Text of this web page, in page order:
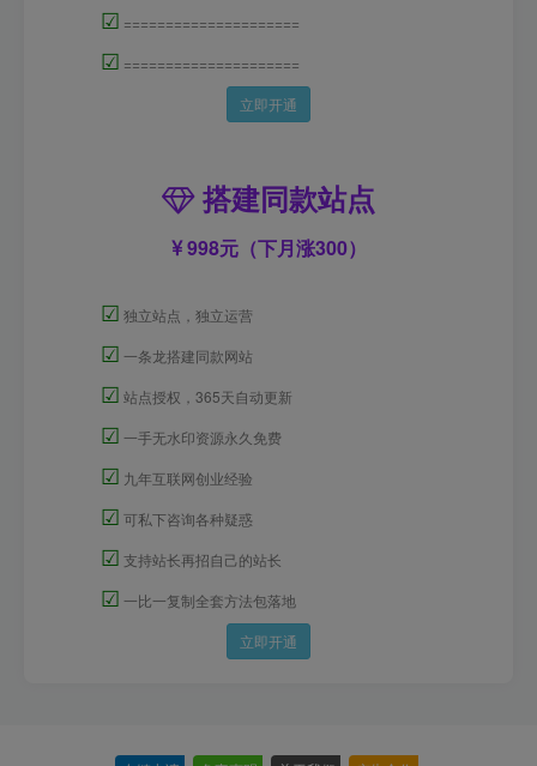
☑ =====================
☑ =====================
立即开通
搭建同款站点
998元（下月涨300）
☑ 独立站点，独立运营
☑ 一条龙搭建同款网站
☑ 站点授权，365天自动更新
☑ 一手无水印资源永久免费
☑ 九年互联网创业经验
☑ 可私下咨询各种疑惑
☑ 支持站长再招自己的站长
☑ 一比一复制全套方法包落地
立即开通